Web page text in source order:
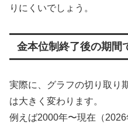
りにくいでしょう。
金本位制終了後の期間
実際に、グラフの切り取り
は大きく変わります。
例えば2000年〜現在（